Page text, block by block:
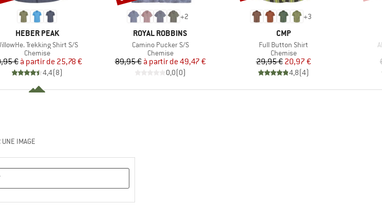
MARQUE
HEBER PEAK
Trekking Shirt S/S
Product group
Chemise
Prix
€ Prix réduit
à partir de 25,78 €
4,4(8)
+2
MARQUE
ROYAL ROBBINS
Article
Camino Pucker S/S
Product group
Chemise
Prix
89,95 € Prix réduit
à partir de49,47 €
0,0(0)
+3
MARQUE
CMP
Article
Full Button Shirt
Product group
Chemise
Prix
29,95 €Prix réduit
20,97 €
4,8(4)
UNE IMAGE